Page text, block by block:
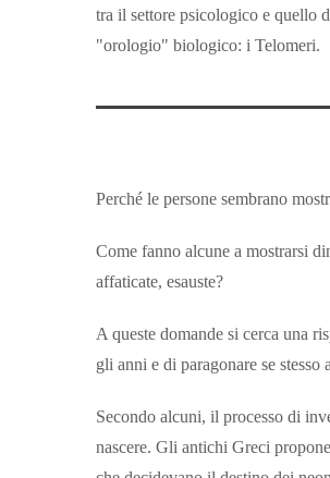
tra il settore psicologico e quello
"orologio" biologico: i Telomeri.
Perché le persone sembrano
Come fanno alcune a mostrarsi
affaticate, esauste?
A queste domande si cerca una
gli anni e di paragonare se stesso
Secondo alcuni, il processo di
nascere. Gli antichi Greci